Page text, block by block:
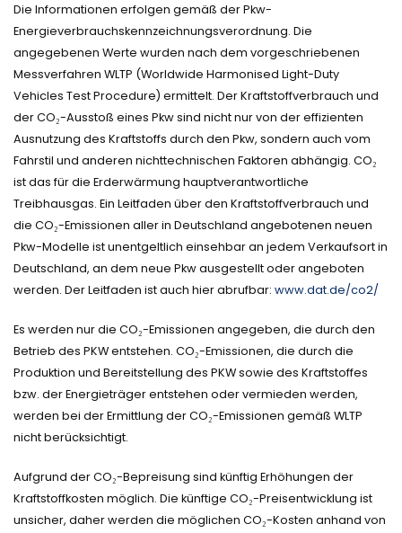
Die Informationen erfolgen gemäß der Pkw-
Energieverbrauchskennzeichnungsverordnung. Die
angegebenen Werte wurden nach dem vorgeschriebenen
Messverfahren WLTP (Worldwide Harmonised Light-Duty
Vehicles Test Procedure) ermittelt. Der Kraftstoffverbrauch und
der CO₂-Ausstoß eines Pkw sind nicht nur von der effizienten
Ausnutzung des Kraftstoffs durch den Pkw, sondern auch vom
Fahrstil und anderen nichttechnischen Faktoren abhängig. CO₂
ist das für die Erderwärmung hauptverantwortliche
Treibhausgas. Ein Leitfaden über den Kraftstoffverbrauch und
die CO₂-Emissionen aller in Deutschland angebotenen neuen
Pkw-Modelle ist unentgeltlich einsehbar an jedem Verkaufsort in
Deutschland, an dem neue Pkw ausgestellt oder angeboten
werden. Der Leitfaden ist auch hier abrufbar: www.dat.de/co2/
Es werden nur die CO₂-Emissionen angegeben, die durch den
Betrieb des PKW entstehen. CO₂-Emissionen, die durch die
Produktion und Bereitstellung des PKW sowie des Kraftstoffes
bzw. der Energieträger entstehen oder vermieden werden,
werden bei der Ermittlung der CO₂-Emissionen gemäß WLTP
nicht berücksichtigt.
Aufgrund der CO₂-Bepreisung sind künftig Erhöhungen der
Kraftstoffkosten möglich. Die künftige CO₂-Preisentwicklung ist
unsicher, daher werden die möglichen CO₂-Kosten anhand von